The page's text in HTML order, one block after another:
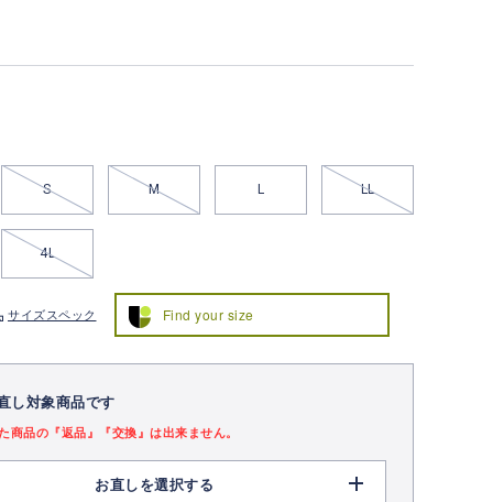
S M L LL
4L
サイズスペック Find your size
し対象商品です
商品の『返品』『交換』は出来ません。
お直しを選択する